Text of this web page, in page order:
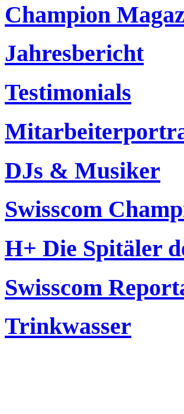
Champion
Jahresbericht
Testimonials
DJs & Musiker
Swisscom
H+ Die Spitäler
Swisscom
Trinkwasser